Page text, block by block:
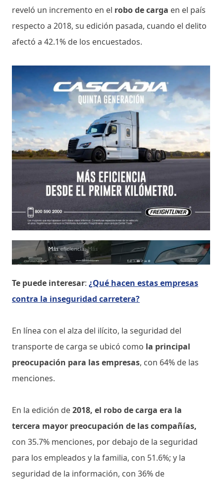
reveló un incremento en el robo de carga en el país
respecto a 2018, su edición pasada, cuando el delito
afectó a 42.1% de los encuestados.
Te puede interesar: ¿Qué hacen estas empresas
contra la inseguridad carretera?
En línea con el alza del ilícito, la seguridad del
transporte de carga se ubicó como la principal
preocupación para las empresas, con 64% de las
menciones.
En la edición de2018, el robo de carga era la
tercera mayor preocupación de las compañías,
con 35.7% menciones, por debajo de la seguridad
para los empleados y la familia, con 51.6%; y la
seguridad de la información, con 36% de